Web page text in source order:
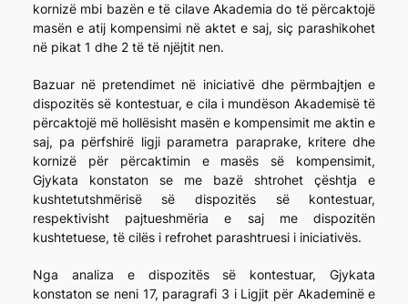
kornizë mbi bazën e të cilave Akademia do të përcaktojë
masën e atij kompensimi në aktet e saj, siç parashikohet
në pikat 1 dhe 2 të të njëjtit nen.
Bazuar në pretendimet në iniciativë dhe përmbajtjen e
dispozitës së kontestuar, e cila i mundëson Akademisë të
përcaktojë më hollësisht masën e kompensimit me aktin e
saj, pa përfshirë ligji parametra paraprake, kritere dhe
kornizë për përcaktimin e masës së kompensimit,
Gjykata konstaton se me bazë shtrohet çështja e
kushtetutshmërisë së dispozitës së kontestuar,
respektivisht pajtueshmëria e saj me dispozitën
kushtetuese, të cilës i refrohet parashtruesi i iniciativës.
Nga analiza e dispozitës së kontestuar, Gjykata
konstaton se neni 17, paragrafi 3 i Ligjit për Akademinë e